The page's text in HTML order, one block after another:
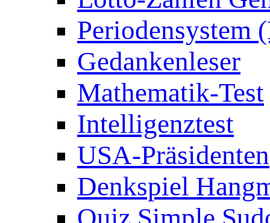
Periodensystem
Gedankenleser
Mathematik-Test
Intelligenztest
USA-Präsidenten
Denkspiel